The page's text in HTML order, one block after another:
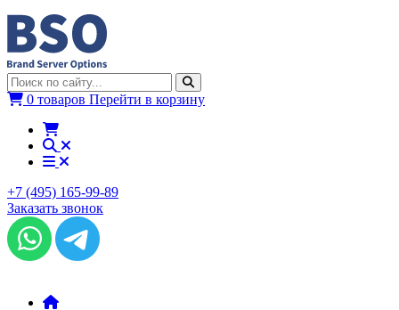
0 товаров Перейти в корзину
+7 (495) 165-99-89
Заказать звонок